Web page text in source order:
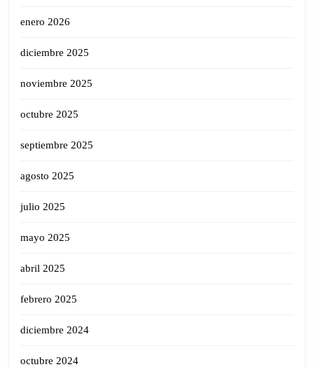
enero 2026
diciembre 2025
noviembre 2025
octubre 2025
septiembre 2025
agosto 2025
julio 2025
mayo 2025
abril 2025
febrero 2025
diciembre 2024
octubre 2024